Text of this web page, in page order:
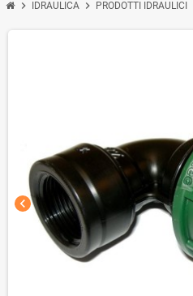
chevron_right IDRAULICA chevron_right PRODOTTI IDRAULICI
chevron_left